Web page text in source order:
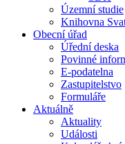
Územní studie
Knihovna
Obecní úřad
Úřední deska
Povinné
E-podatelna
Zastupitelstvo
Formuláře
Aktuálně
Aktuality
Události